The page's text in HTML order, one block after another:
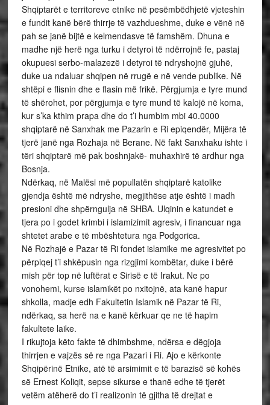
Shqiptarët e territoreve etnike në pesëmbëdhjetë vjeteshin
e fundit kanë bërë thirrje të vazhdueshme, duke e vënë në
pah se janë bijtë e kelmendasve të famshëm. Dhuna e
madhe një herë nga turku i detyroi të ndërrojnë fe, pastaj
okupuesi serbo-malazezë i detyroi të ndryshojnë gjuhë,
duke ua ndaluar shqipen në rrugë e në vende publike. Në
shtëpi e flisnin dhe e flasin më frikë. Përgjumja e tyre mund
të shërohet, por përgjumja e tyre mund të kalojë në koma,
kur s’ka kthim prapa dhe do t’i humbim mbi 40.0000
shqiptarë në Sanxhak me Pazarin e Ri epiqendër, Mijëra të
tjerë janë nga Rozhaja në Berane. Në fakt Sanxhaku ishte i
tëri shqiptarë më pak boshnjakë- muhaxhirë të ardhur nga
Bosnja.
Ndërkaq, në Malësi më popullatën shqiptarë katolike
gjendja është më ndryshe, megjithëse atje është i madh
presioni dhe shpërngulja në SHBA. Ulqinin e katundet e
tjera po i godet krimbi i islamizimit agresiv, i financuar nga
shtetet arabe e të mbështetura nga Podgorica.
Në Rozhajë e Pazar të Ri fondet islamike me agresivitet po
përpiqej t’i shkëpusin nga rizgjimi kombëtar, duke i bërë
mish për top në luftërat e Sirisë e të Irakut. Ne po
vonohemi, kurse islamikët po nxitojnë, ata kanë hapur
shkolla, madje edh Fakultetin Islamik në Pazar të Ri,
ndërkaq, sa herë na e kanë kërkuar qe ne të hapim
fakultete laike.
I rikujtoja këto fakte të dhimbshme, ndërsa e dëgjoja
thirrjen e vajzës së re nga Pazari i Ri. Ajo e kërkonte
Shqipërinë Etnike, atë të arsimimit e të barazisë së kohës
së Ernest Koliqit, sepse sikurse e thanë edhe të tjerët
vetëm atëherë do t’i realizonin të gjitha të drejtat e